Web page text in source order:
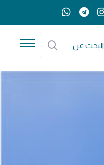
البحث عن